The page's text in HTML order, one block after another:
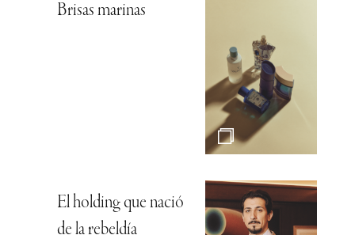
Brisas marinas
El holding que nació
de la rebeldía